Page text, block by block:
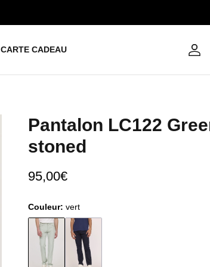
CARTE CADEAU
Pantalon LC122
stoned
95,00€
Couleur:vert